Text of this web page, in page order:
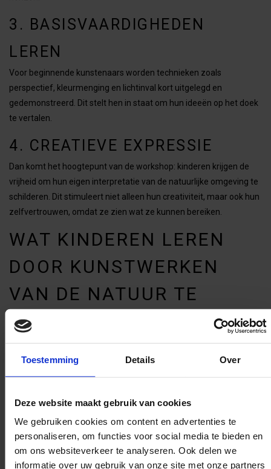
Toestemming Details Over
Deze website maakt gebruik van cookies
We gebruiken cookies om content en advertenties te
personaliseren, om functies voor social media te bieden en
om ons websiteverkeer te analyseren. Ook delen we
informatie over uw gebruik van onze site met onze partners
3. BASISVAARDIGHEDEN
LEREN
Voor beginnende kunstenaars worden technieken zoals
perspectief, kleurmenging en lichtinval kort uitgelegd en
gedemonstreerd. Dit stelt hen in staat om hun ideeën op het doek
te vertalen.
4. CREATIEVE EXPRESSIE
Dan komt het hoogtepunt van de workshop: kinderen krijgen de
vrijheid om hun eigen interpretatie van de natuurlijke omgeving te
schilderen. Dit stimuleert niet alleen hun creativiteit, maar ook hun
zelfvertrouwen, omdat ze zien wat ze kunnen bereiken.
WAT KINDEREN LEREN
DOOR KUNSTWERKEN
VAN DE NATUUR TE
MAKEN
De vaardigheden en inzichten die kinderen tijdens deze
workshops opdoen, gaan verder dan alleen het schilderen zelf.
Schilderen vereist aandacht voor detail en een zekere mate van
geduld. Kinderen leren dat mooie resultaten niet overhaast
kunnen worden, maar ontstaan door inspanning en toewijding.